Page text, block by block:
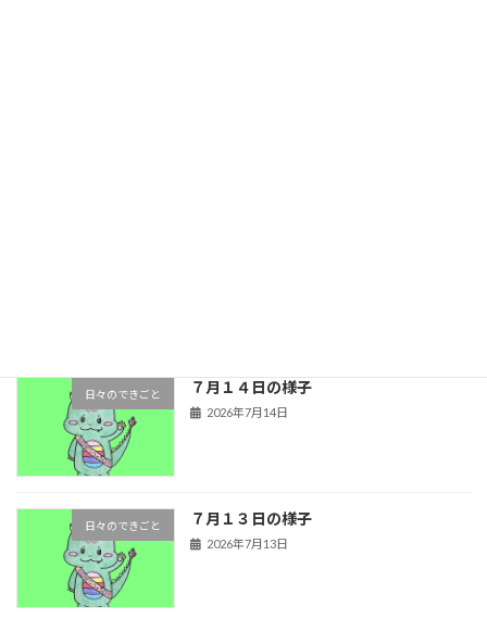
日々のできごと ７月１４日の様子
2026年7月14日
日々のできごと ７月１３日の様子
2026年7月13日